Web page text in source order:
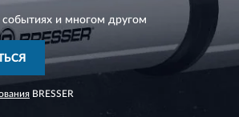
и многом другом
BRESSER